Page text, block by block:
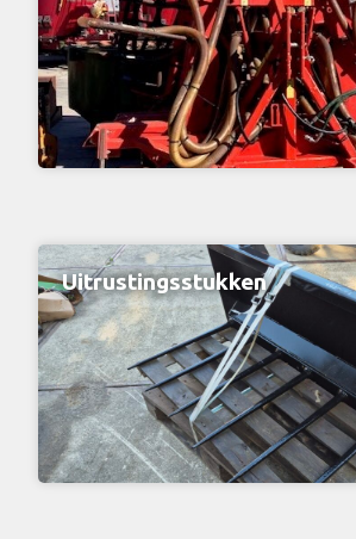
Uitrustingsstukken